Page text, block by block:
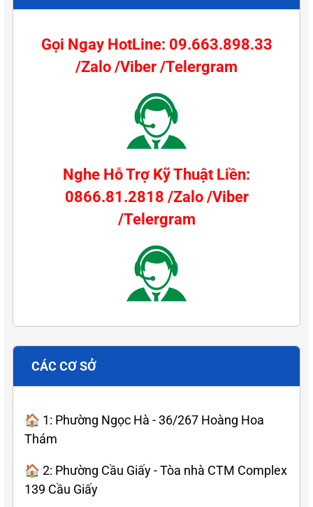
Gọi Ngay HotLine: 09.663.898.33
/Zalo /Viber /Telergram
Nghe Hỗ Trợ Kỹ Thuật Liền:
0866.81.2818 /Zalo /Viber
/Telergram
CÁC CƠ SỞ
🏠 1: Phường Ngọc Hà - 36/267 Hoàng Hoa
Thám
🏠 2: Phường Cầu Giấy - Tòa nhà CTM Complex
139 Cầu Giấy